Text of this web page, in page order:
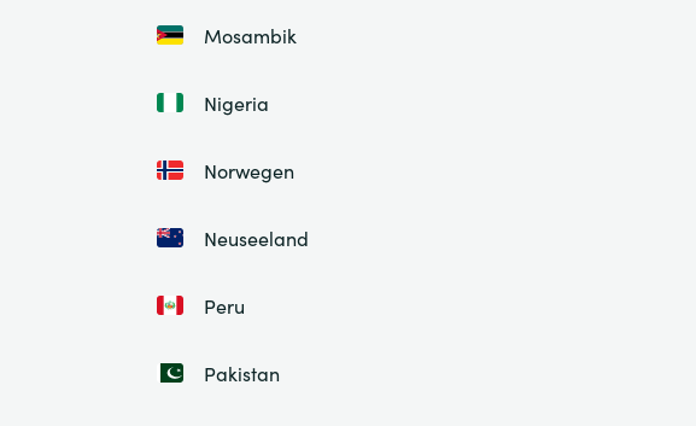
Mosambik
Nigeria
Norwegen
Neuseeland
Peru
Pakistan